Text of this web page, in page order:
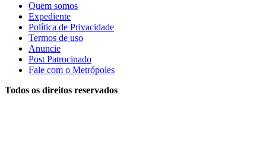
Quem somos
Expediente
Política de Privacidade
Termos de uso
Anuncie
Post Patrocinado
Fale com o Metrópoles
Todos os direitos reservados